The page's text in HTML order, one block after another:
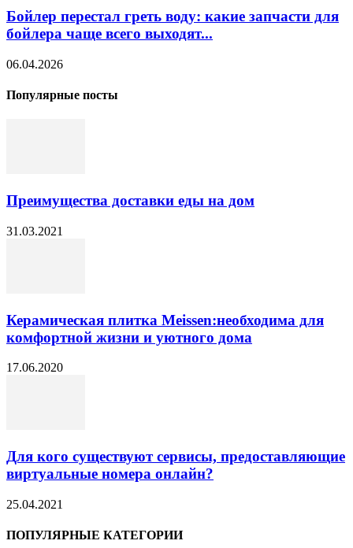
Бойлер перестал греть воду: какие запчасти для
бойлера чаще всего выходят...
06.04.2026
Популярные посты
Преимущества доставки еды на дом
31.03.2021
Керамическая плитка Meissen:необходима для
комфортной жизни и уютного дома
17.06.2020
Для кого существуют сервисы, предоставляющие
виртуальные номера онлайн?
25.04.2021
ПОПУЛЯРНЫЕ КАТЕГОРИИ